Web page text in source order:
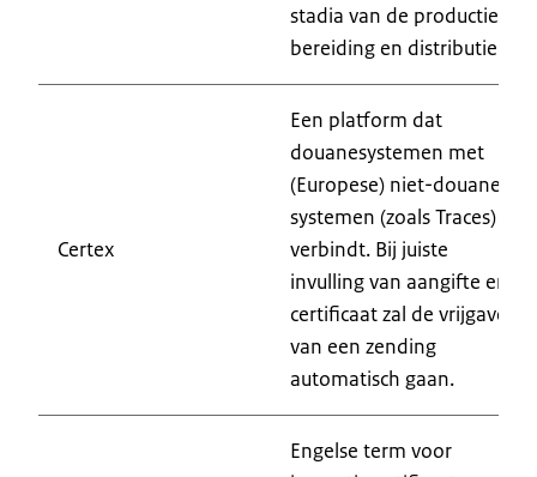
stadia van de productie,
bereiding en distributie.
Certex
Een platform dat
douanesystemen met
(Europese) niet-douane
systemen (zoals Traces)
verbindt. Bij juiste
invulling van aangifte en
certificaat zal de vrijgave
van een zending
automatisch gaan.
Engelse term voor